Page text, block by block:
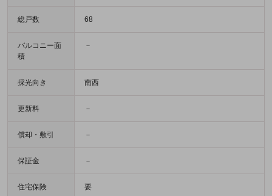
総戸数 68
バルコニー面
積
－
採光向き 南西
更新料 －
償却・敷引 －
保証金 －
住宅保険 要